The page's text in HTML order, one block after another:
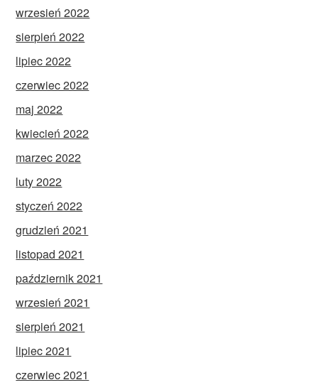
wrzesień 2022
sierpień 2022
lipiec 2022
czerwiec 2022
maj 2022
kwiecień 2022
marzec 2022
luty 2022
styczeń 2022
grudzień 2021
listopad 2021
październik 2021
wrzesień 2021
sierpień 2021
lipiec 2021
czerwiec 2021